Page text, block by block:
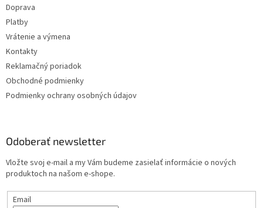
Doprava
Platby
Vrátenie a výmena
Kontakty
Reklamačný poriadok
Obchodné podmienky
Podmienky ochrany osobných údajov
Odoberať newsletter
Vložte svoj e-mail a my Vám budeme zasielať informácie o nových
produktoch na našom e-shope.
Email